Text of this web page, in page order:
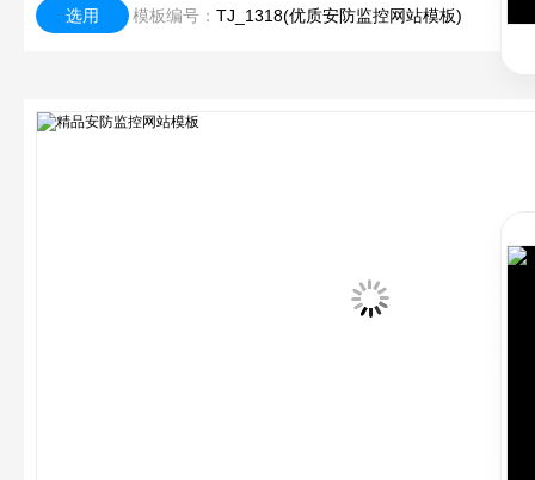
选用 模板编号： TJ_1318(优质安防监控网站模板)